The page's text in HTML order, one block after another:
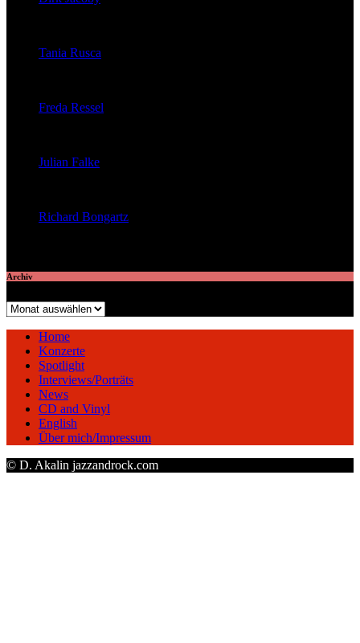
Tania Rusca
Freda Ressel
Julian Falke
Richard Bongartz
Archiv
Archiv
Home
Konzerte
Spotlight
Interviews/Porträts
News
CD and Vinyl
English
Über mich/Impressum
© D. Akalin jazzandrock.com